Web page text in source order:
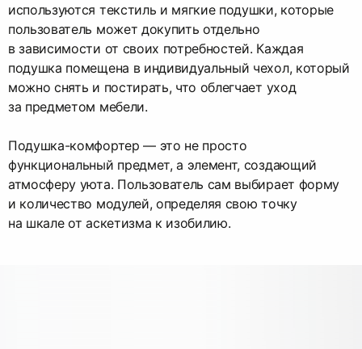
используются текстиль и мягкие подушки, которые
пользователь может докупить отдельно
в зависимости от своих потребностей. Каждая
подушка помещена в индивидуальный чехол, который
можно снять и постирать, что облегчает уход
за предметом мебели.
Подушка-комфортер — это не просто
функциональный предмет, а элемент, создающий
атмосферу уюта. Пользователь сам выбирает форму
и количество модулей, определяя свою точку
на шкале от аскетизма к изобилию.